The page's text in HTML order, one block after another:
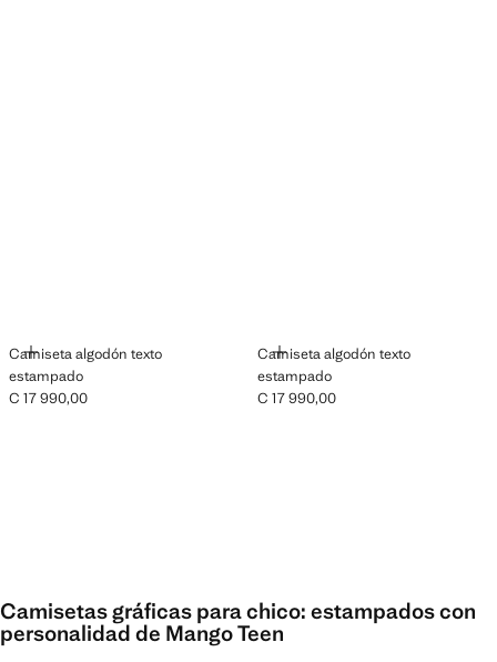
Camiseta algodón texto
estampado
AÑADIR
Precio actual [C 17 990,00 ]
C 17 990,00
Camiseta algodón texto
estampado
AÑADIR
Precio actual [C 17 990,00 ]
C 17 990,00
Camisetas gráficas para chico: estampados con
personalidad de Mango Teen